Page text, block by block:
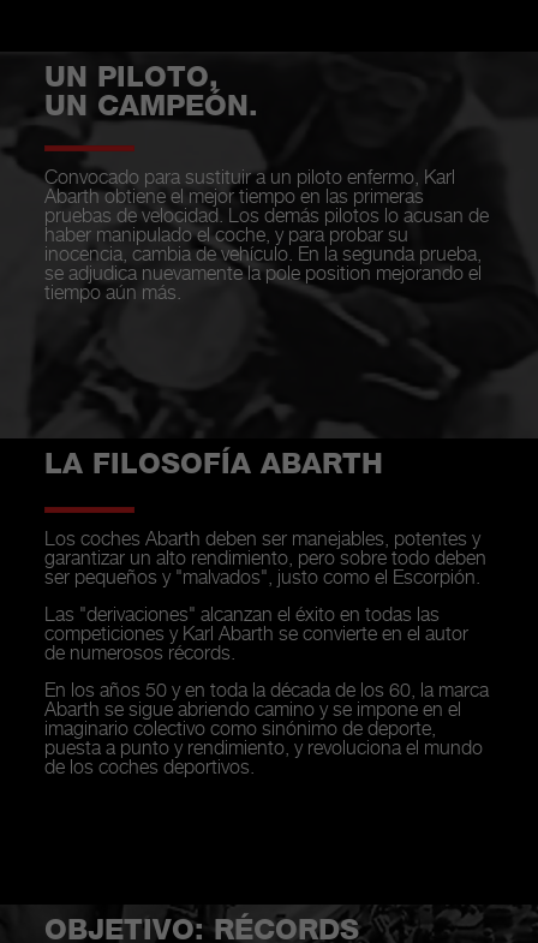
UN PILOTO,
UN CAMPEÓN.
Convocado para sustituir a un piloto enfermo, Karl
Abarth obtiene el mejor tiempo en las primeras
pruebas de velocidad. Los demás pilotos lo acusan de
haber manipulado el coche, y para probar su
inocencia, cambia de vehículo. En la segunda prueba,
se adjudica nuevamente la pole position mejorando el
tiempo aún más.
LA FILOSOFÍA ABARTH
Los coches Abarth deben ser manejables, potentes y
garantizar un alto rendimiento, pero sobre todo deben
ser pequeños y "malvados", justo como el Escorpión.
Las "derivaciones" alcanzan el éxito en todas las
competiciones y Karl Abarth se convierte en el autor
de numerosos récords.
En los años 50 y en toda la década de los 60, la marca
Abarth se sigue abriendo camino y se impone en el
imaginario colectivo como sinónimo de deporte,
puesta a punto y rendimiento, y revoluciona el mundo
de los coches deportivos.
OBJETIVO: RÉCORDS